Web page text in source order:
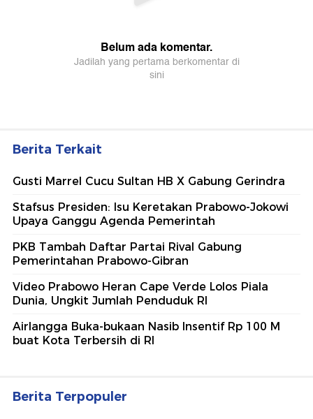
Berita Terkait
Gusti Marrel Cucu Sultan HB X Gabung Gerindra
Stafsus Presiden: Isu Keretakan Prabowo-Jokowi
Upaya Ganggu Agenda Pemerintah
PKB Tambah Daftar Partai Rival Gabung
Pemerintahan Prabowo-Gibran
Video Prabowo Heran Cape Verde Lolos Piala
Dunia, Ungkit Jumlah Penduduk RI
Airlangga Buka-bukaan Nasib Insentif Rp 100 M
buat Kota Terbersih di RI
Berita Terpopuler